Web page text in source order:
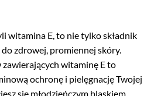
witamina E, to nie tylko składnik
zdrowej, promiennej skóry.
witaminę E to
ochronę i pielęgnację Twojej
się młodzieńczym blaskiem